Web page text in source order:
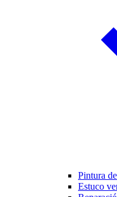
Pintura
Estuco